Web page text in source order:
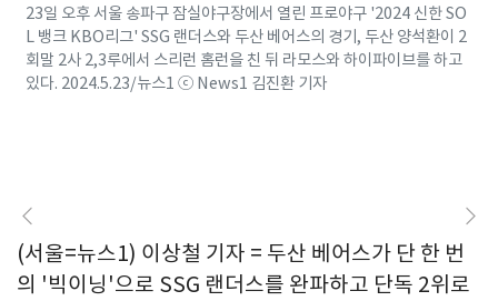
23일 오후 서울 송파구 잠실야구장에서 열린 프로야구 '2024 신한 SO
L 뱅크 KBO리그' SSG 랜더스와 두산 베어스의 경기, 두산 양석환이 2
회말 2사 2,3루에서 스리런 홈런을 친 뒤 라모스와 하이파이브를 하고
있다. 2024.5.23/뉴스1 ⓒ News1 김진환 기자
(서울=뉴스1) 이상철 기자 = 두산 베어스가 단 한 번
의 '빅이닝'으로 SSG 랜더스를 완파하고 단독 2위로